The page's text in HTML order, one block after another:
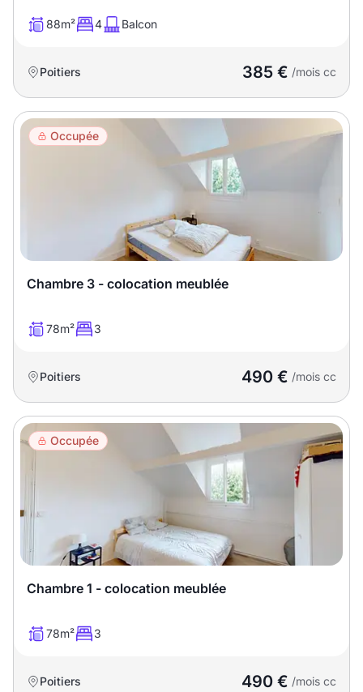
88m² 4 Balcon
Poitiers 385 € /mois cc
Occupée
Chambre 3 - colocation meublée
78m² 3
Poitiers 490 € /mois cc
Occupée
Chambre 1 - colocation meublée
78m² 3
Poitiers 490 € /mois cc